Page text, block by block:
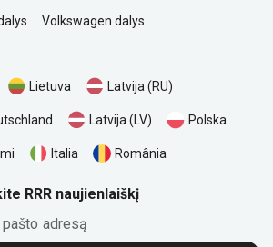
Volkswagen dalys
Lietuva Latvija (RU)
Latvija (LV) Polska
Italia România
RRR naujienlaiškį
adresą